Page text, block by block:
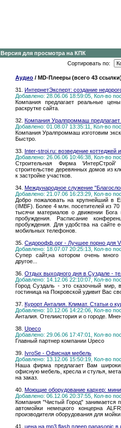
Версия для просмотра на КПК
Сортировать по:
Аудио / MD-Плееры (всего 43
31. ИнтернетЭксперт: создание
Добавлено: 28.06.06 18:59:05, Кол-во
Компания предлагает реальные
раскрутке сайта.
32. Компания Уралпроммаш
Добавлено: 01.08.07 13:35:11, Кол-во
Компания Уралпроммаш изготовим
Быстро.
33. Inter-stroi.ru: возведение коттеджей
Добавлено: 26.06.06 10:46:38, Кол-во
Строительная Фирма
строительстве деревянных домов из
к застройке участков.
34. Международное служение
Добавлено: 21.07.06 16:23:29, Кол-во
Добро пожаловать на крупнейший в
(IMBF). Более 4 млн. посетителей из
тысячи материалов о движении
пробуждения. Расписание
пробуждения. Для удобства на сайте
мобильных телефонов.
35. Сидорофф.орг - Лучшее порно для
Добавлено: 18.07.07 20:25:13, Кол-во
Супер сайт,на котором очень много
другое...
36. Отдых выходного дня в Суздале -
Добавлено: 14.12.06 22:10:07, Кол-во
Город Суздаль - это сказочный мир,
гостиница на Покровской удивит Вас
37. Курорт Анталия. Климат. Статьи о
Добавлено: 10.12.06 14:22:06, Кол-во
Анталия. Отелиистория и о городе.
38. Upeco
Добавлено: 29.06.06 17:47:01, Кол-во
Главный партнер компании Upeco
39. IvroSe - Офисная мебель
Добавлено: 13.12.06 15:50:19, Кол-во
Наша фирма предлагает Вам
офисную мебель, кресла и стулья,
на заказ.
40. Моющие оборудование кархер:
Добавлено: 06.12.06 20:37:55, Кол-во
Компания "Чистый Город" занимается
автомойки немецкого концерна
производителя оборудования для
41. цена на mp3 flash плеер panasonic в